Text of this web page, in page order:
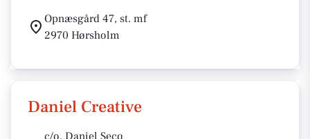
Opnæsgård 47, st. mf
2970 Hørsholm
Daniel Creative
c/o. Daniel Secq